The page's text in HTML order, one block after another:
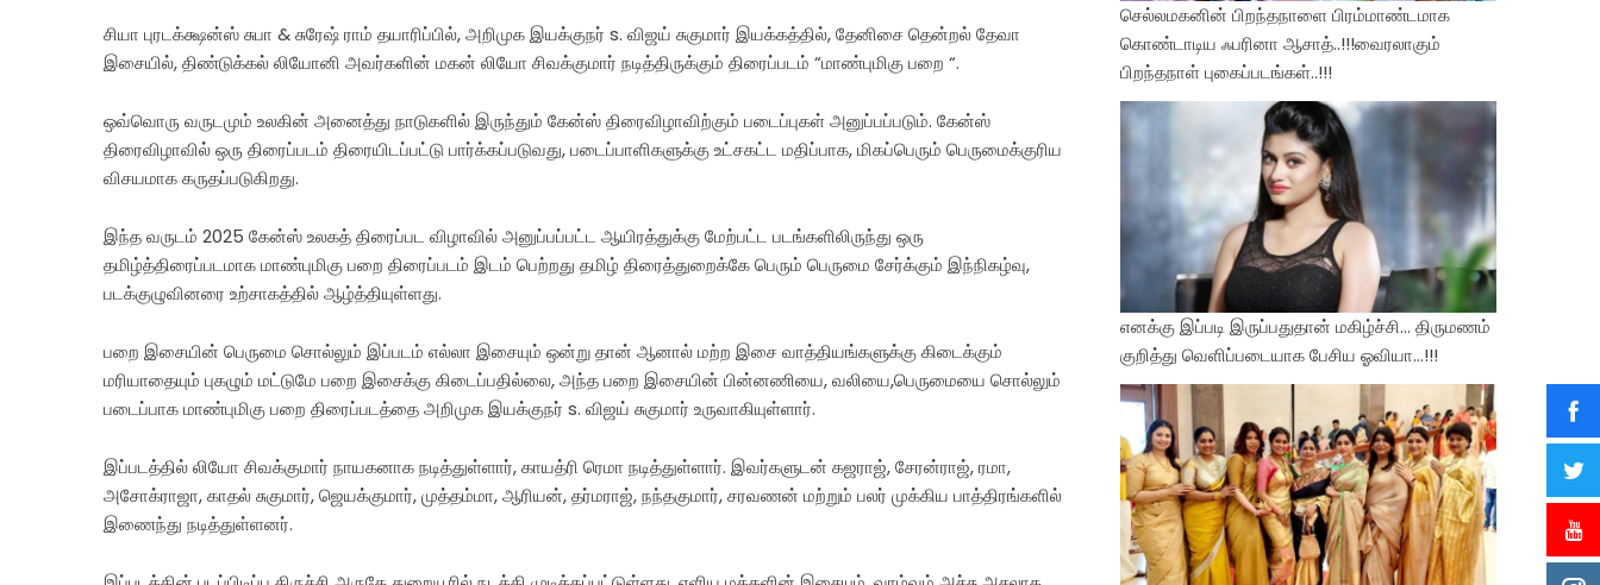
சியா புரடக்க்ஷன்ஸ் சுபா & சுரேஷ் ராம் தயாரிப்பில், அறிமுக இயக்குநர் s. விஜய் சுகுமார் இயக்கத்தில், தேனிசை தென்றல் தேவா
இசையில், திண்டுக்கல் லியோனி அவர்களின் மகன் லியோ சிவக்குமார் நடித்திருக்கும் திரைப்படம் “மாண்புமிகு பறை “.
ஒவ்வொரு வருடமும் உலகின் அனைத்து நாடுகளில் இருந்தும் கேன்ஸ் திரைவிழாவிற்கும் படைப்புகள் அனுப்பப்படும். கேன்ஸ்
திரைவிழாவில் ஒரு திரைப்படம் திரையிடப்பட்டு பார்க்கப்படுவது, படைப்பாளிகளுக்கு உட்சகட்ட மதிப்பாக, மிகப்பெரும் பெருமைக்குரிய
விசயமாக கருதப்படுகிறது.
இந்த வருடம் 2025 கேன்ஸ் உலகத் திரைப்பட விழாவில் அனுப்பப்பட்ட ஆயிரத்துக்கு மேற்பட்ட படங்களிலிருந்து ஒரு
தமிழ்த்திரைப்படமாக மாண்புமிகு பறை திரைப்படம் இடம் பெற்றது தமிழ் திரைத்துறைக்கே பெரும் பெருமை சேர்க்கும் இந்நிகழ்வு,
படக்குழுவினரை உற்சாகத்தில் ஆழ்த்தியுள்ளது.
பறை இசையின் பெருமை சொல்லும் இப்படம் எல்லா இசையும் ஒன்று தான் ஆனால் மற்ற இசை வாத்தியங்களுக்கு கிடைக்கும்
மரியாதையும் புகழும் மட்டுமே பறை இசைக்கு கிடைப்பதில்லை, அந்த பறை இசையின் பின்னணியை, வலியை,பெருமையை சொல்லும்
படைப்பாக மாண்புமிகு பறை திரைப்படத்தை அறிமுக இயக்குநர் s. விஜய் சுகுமார் உருவாகியுள்ளார்.
இப்படத்தில் லியோ சிவக்குமார் நாயகனாக நடித்துள்ளார், காயத்ரி ரெமா நடித்துள்ளார். இவர்களுடன் கஜராஜ், சேரன்ராஜ், ரமா,
அசோக்ராஜா, காதல் சுகுமார், ஜெயக்குமார், முத்தம்மா, ஆரியன், தர்மராஜ், நந்தகுமார், சரவணன் மற்றும் பலர் முக்கிய பாத்திரங்களில்
இணைந்து நடித்துள்ளனர்.
செல்லமகனின் பிறந்தநாளை பிரம்மாண்டமாக
கொண்டாடிய ஃபரினா ஆசாத்..!!!வைரலாகும்
பிறந்தநாள் புகைப்படங்கள்..!!!
எனக்கு இப்படி இருப்பதுதான் மகிழ்ச்சி… திருமணம்
குறித்து வெளிப்படையாக பேசிய ஓவியா…!!!